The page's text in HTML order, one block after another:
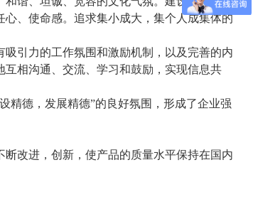
心、使命感。追求集小成大，集个人成集体的
引力的工作氛围和激励机制，以及完善的内
相沟通、交流、学习和鼓励，实现信息共
精德，发展精德”的良好氛围，形成了企业强
改进，创新，使产品的质量水平保持在国内